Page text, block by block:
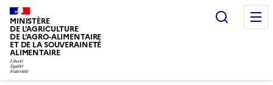
MINISTÈRE
DE L'AGRICULTURE
DE L'AGRO-ALIMENTAIRE
ET DE LA SOUVERAINETÉ
ALIMENTAIRE